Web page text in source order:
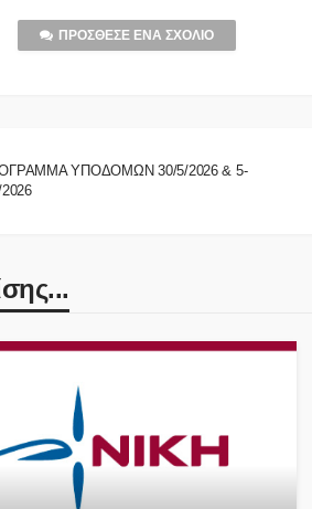
ΠΡΌΣΘΕΣΕ ΈΝΑ ΣΧΌΛΙΟ
ΥΠΟΔΟΜΩΝ 30/5/2026 & 5-